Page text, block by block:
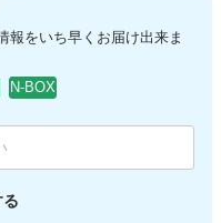
報をいち早くお届け出来ま
N-BOX